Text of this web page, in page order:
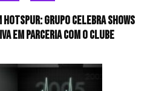
Hotspur: grupo celebra shows
em parceria com o clube